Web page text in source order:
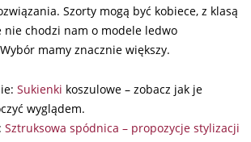
Szorty mogą być kobiece, z klasą
nie chodzi nam o modele ledwo
mamy znacznie większy.
Sukienki koszulowe – zobacz jak je
wyglądem.
Sztruksowa spódnica – propozycje stylizacji